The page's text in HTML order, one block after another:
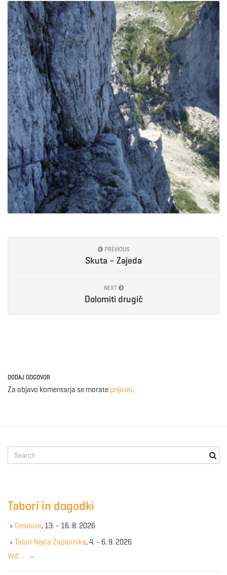
o
n
PREVIOUS
Skuta – Zajeda
NEXT
Dolomiti drugič
DODAJ ODGOVOR
Za objavo komentarja se morate prijaviti.
e
e
y
w
Tabori in dogodki
Gesause, 13. - 16. 8. 2026
Tabor Nejca Zaplotnika, 4. - 6. 9. 2026
Več … →